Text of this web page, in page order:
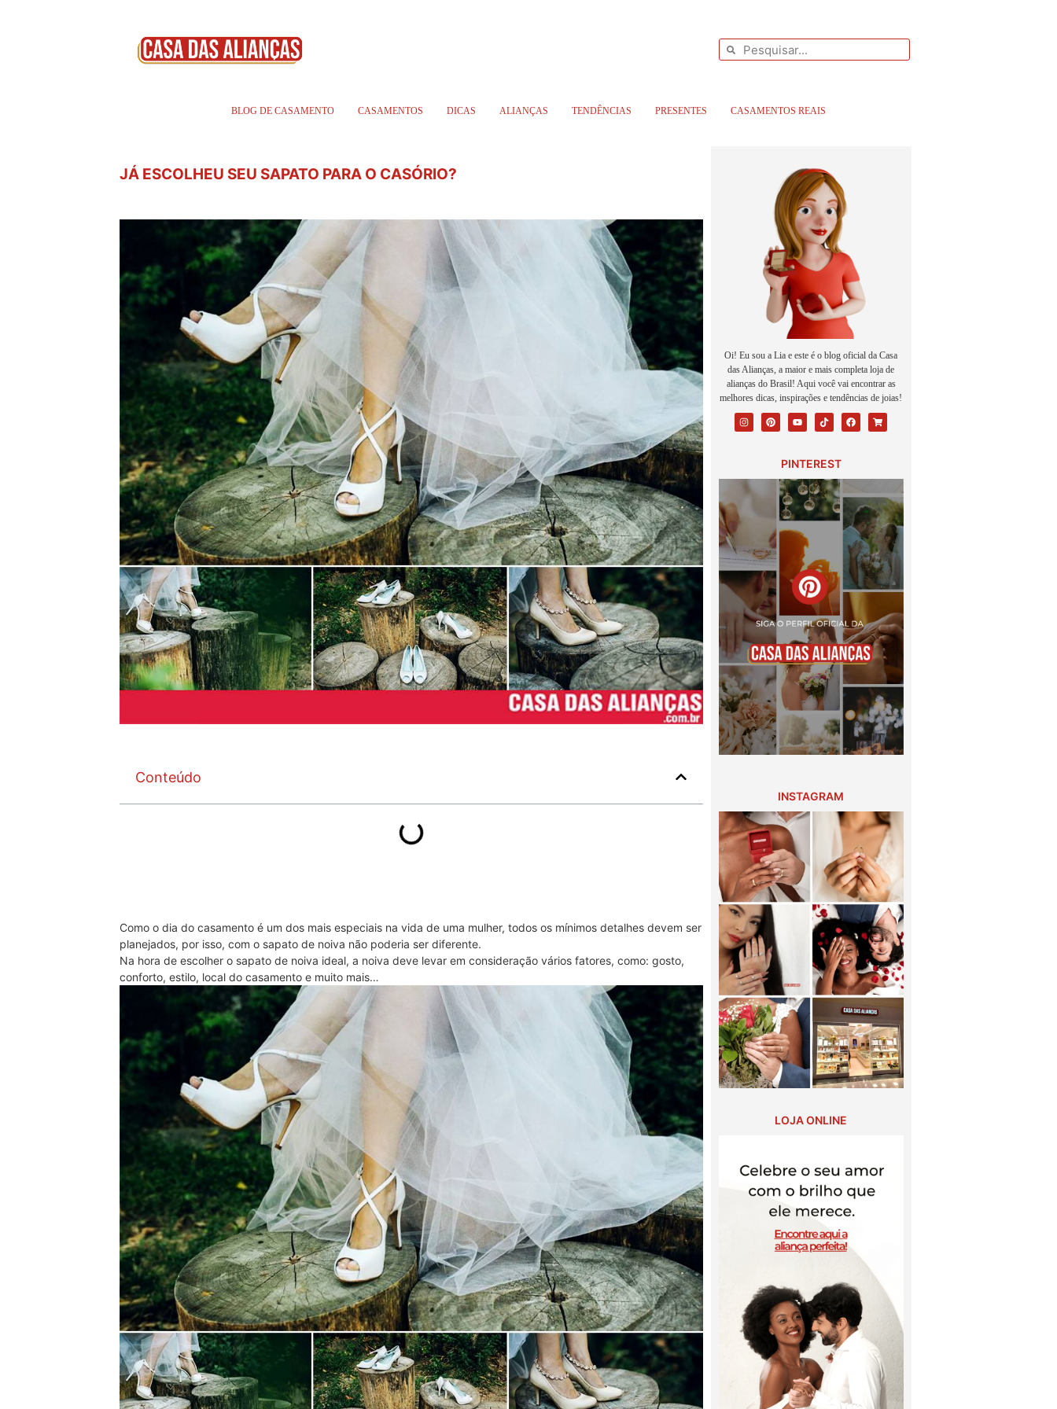
BLOG DE CASAMENTO CASAMENTOS DICAS ALIANÇAS TENDÊNCIAS PRESENTES CASAMENTOS REAIS
JÁ ESCOLHEU SEU SAPATO PARA O CASÓRIO?
Conteúdo
Como o dia do casamento é um dos mais especiais na vida de uma mulher, todos os mínimos detalhes devem ser
planejados, por isso, com o sapato de noiva não poderia ser diferente.
Na hora de escolher o sapato de noiva ideal, a noiva deve levar em consideração vários fatores, como: gosto,
conforto, estilo, local do casamento e muito mais…
Oi! Eu sou a Lia e este é o blog oficial da Casa
das Alianças, a maior e mais completa loja de
alianças do Brasil! Aqui você vai encontrar as
melhores dicas, inspirações e tendências de joias!
PINTEREST
INSTAGRAM
LOJA ONLINE